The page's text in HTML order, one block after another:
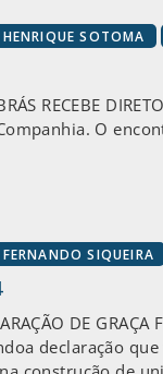
HENRIQUE SOTOMA
RECEBE
O
FERNANDO SIQUEIRA
DE
declaração